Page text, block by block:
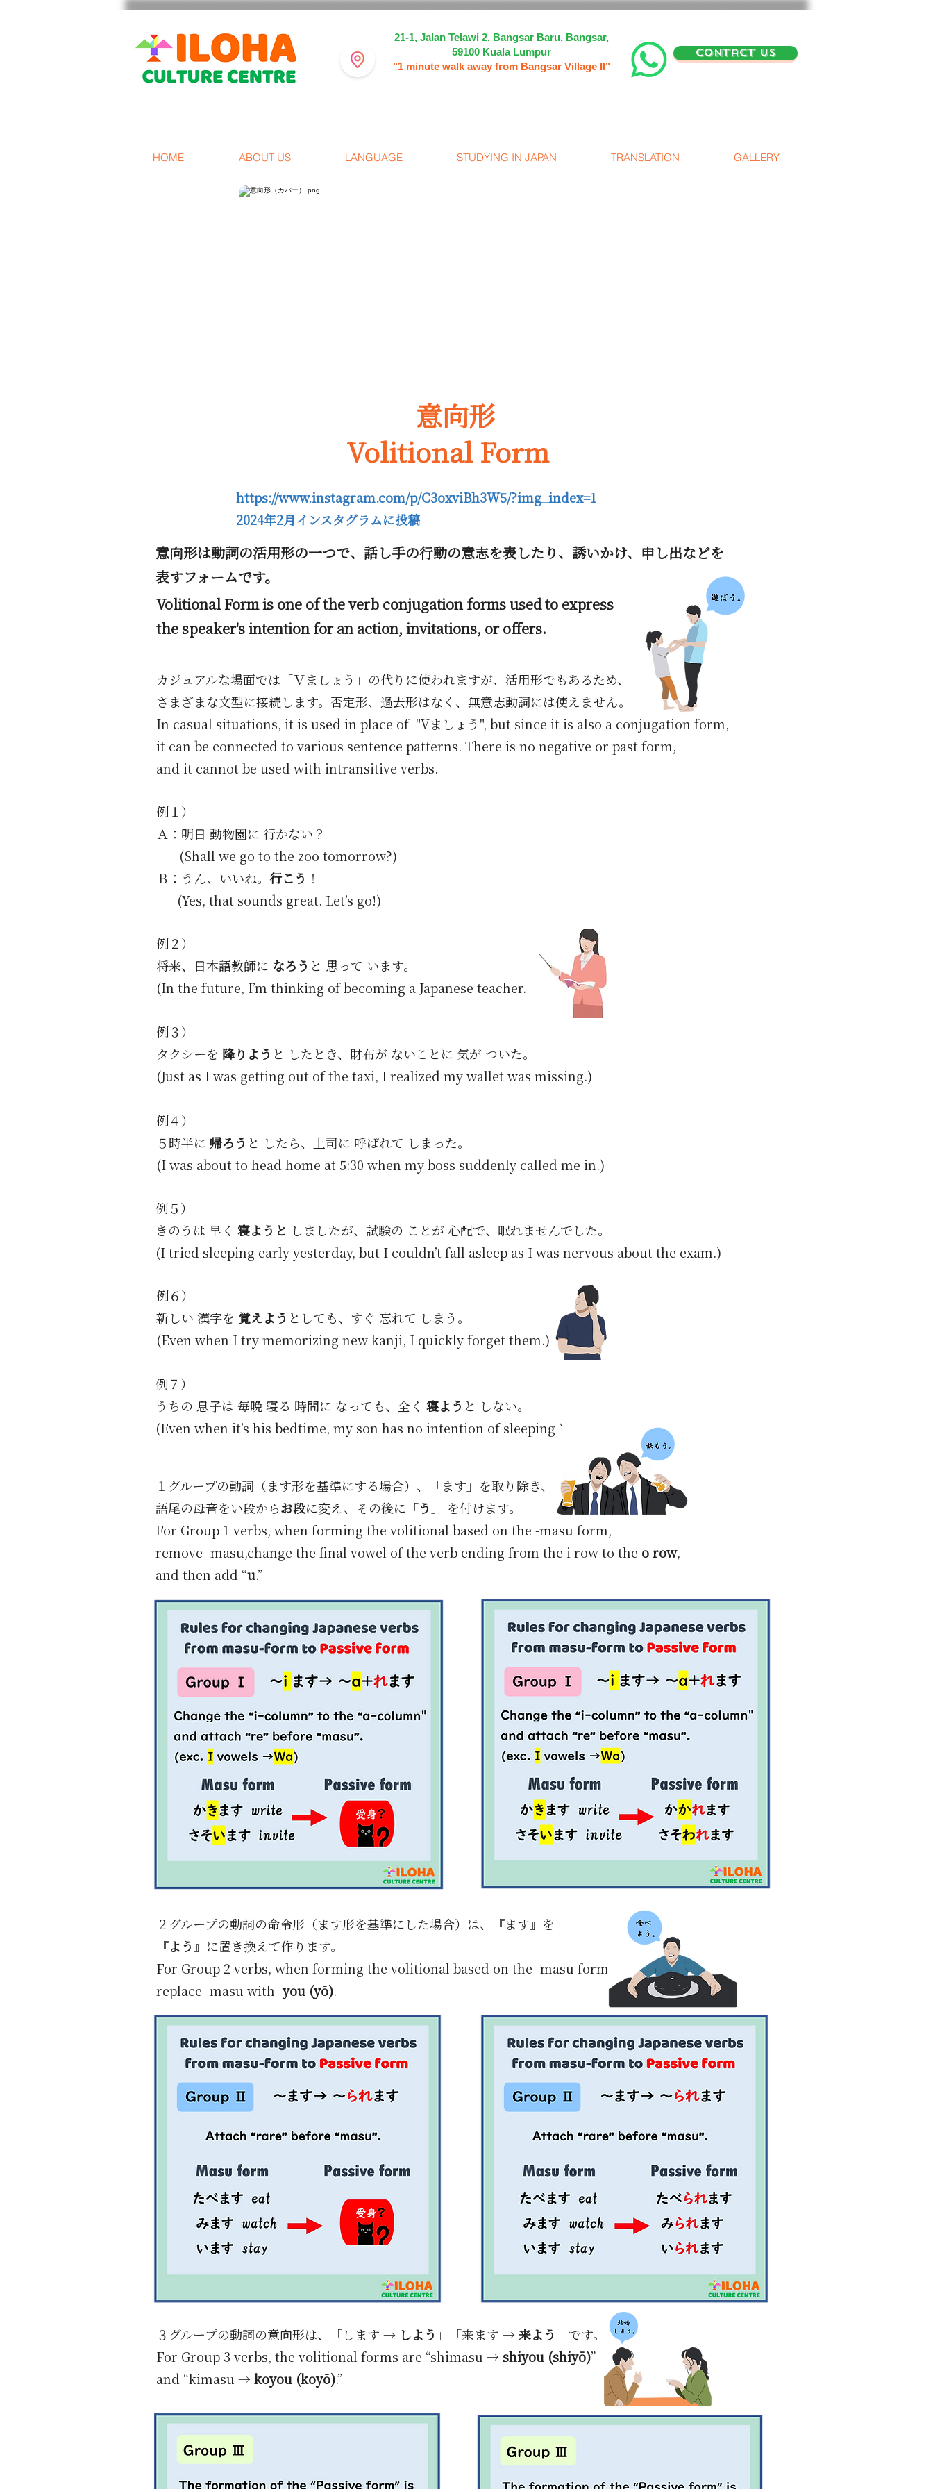
21-1, Jalan Telawi 2, Bangsar Baru, Bangsar,
59100 Kuala Lumpur
"1 minute walk away from Bangsar Village II"
contact us
HOME ABOUT US LANGUAGE STUDYING IN JAPAN TRANSLATION GALLERY
意向形
Volitional Form
https://www.instagram.com/p/C3oxviBh3W5/?img_index=1
​2024年2月インスタグラムに投稿
意向形は動詞の活用形の一つで、話し手の行動の意志を表したり、誘いかけ、申し出などを
表すフォームです。
Volitional Form is one of the verb conjugation forms used to express
the speaker's intention for an action, invitations, or offers.
カジュアルな場面では「Ｖましょう」の代りに使われますが、活用形でもあるため、
さまざまな文型に接続します。否定形、過去形はなく、無意志動詞には使えません。
In casual situations, it is used in place of "Vましょう", but since it is also a conjugation form,
it can be connected to various sentence patterns. There is no negative or past form,
and it cannot be used with intransitive verbs.
例１）
Ａ：明日 動物園に 行かない？
(Shall we go to the zoo tomorrow?)
Ｂ：うん、いいね。 行こう ！
(Yes, that sounds great. Let’s go!)
例２）
将来、日本語教師に なろう と 思って います。
(In the future, I’m thinking of becoming a Japanese teacher.)
例３）
タクシーを 降りよう と したとき、財布が ないことに 気が ついた。
(Just as I was getting out of the taxi, I realized my wallet was missing.)
例４）
５時半に 帰ろう と したら、上司に 呼ばれて しまった。
(I was about to head home at 5:30 when my boss suddenly called me in.)
例５）
きのうは 早く 寝ようと しましたが、試験の ことが 心配で、眠れませんでした。
(I tried sleeping early yesterday, but I couldn’t fall asleep as I was nervous about the exam.)
例６）
新しい 漢字を 覚えよう としても、すぐ 忘れて しまう。
(Even when I try memorizing new kanji, I quickly forget them.)
例７）
うちの 息子は 毎晩 寝る 時間に なっても、全く 寝よう と しない。
(Even when it’s his bedtime, my son has no intention of sleeping.)
１グループの動詞（ます形を基準にする場合）、「ます」を取り除き、
語尾の母音をい段からお段に変え、その後に「う 」 を付けます。
For Group 1 verbs, when forming the volitional based on the -masu form,
remove -masu,change the final vowel of the verb ending from the i row to the o row,
and then add “u.”
２グループの動詞の命令形（ます形を基準にした場合）は、『ます』を
『よう 』に置き換えて作ります。
For Group 2 verbs, when forming the volitional based on the -masu form,
replace -masu with -you (yō).
３グループの動詞の意向形は、 「します → しよう 」「来ます →来よう 」です。
For Group 3 verbs, the volitional forms are “shimasu → shiyou (shiyō)”
and “kimasu →koyou (koyō).”